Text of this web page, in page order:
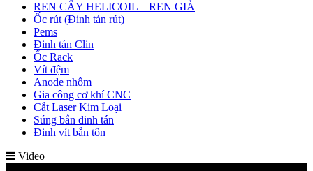
REN CẤY HELICOIL – REN GIẢ
Ốc rút (Đinh tán rút)
Pems
Đinh tán Clin
Ốc Rack
Vít đệm
Anode nhôm
Gia công cơ khí CNC
Cắt Laser Kim Loại
Súng bắn đinh tán
Đinh vít bắn tôn
Video